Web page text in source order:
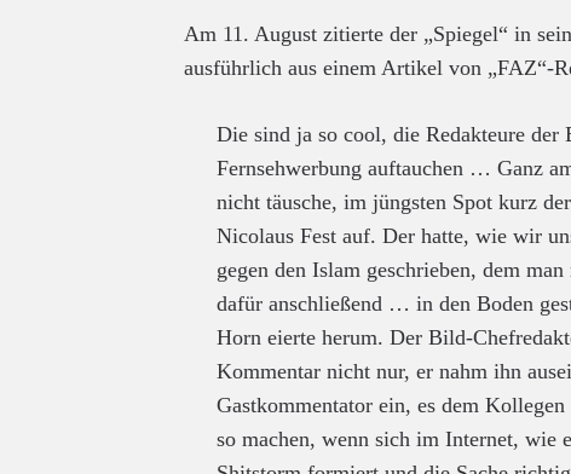
Am 11. August zitierte der „Spiegel“ in
ausführlich aus einem Artikel von „FAZ“-
Die sind ja so cool, die Redakteure
Fernsehwerbung auftauchen … Ganz
nicht täusche, im jüngsten Spot kurz
Nicolaus Fest auf. Der hatte, wie wir
gegen den Islam geschrieben, dem
dafür anschließend … in den Boden
Horn eierte herum. Der Bild-
Kommentar nicht nur, er nahm ihn
Gastkommentator ein, es dem
so machen, wenn sich im Internet, wie